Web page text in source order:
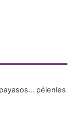
pélenles